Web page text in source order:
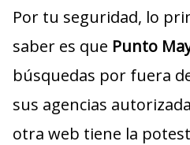
Por tu seguridad, lo
saber es que Punto
búsquedas por fuera
sus agencias
otra web tiene la